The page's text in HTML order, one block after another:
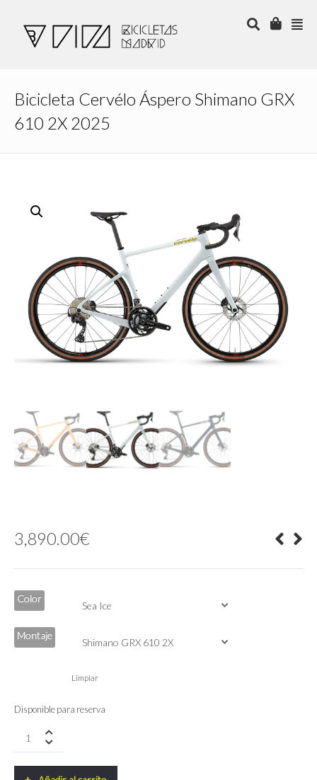
Bicicleta Cervélo Áspero Shimano GRX
610 2X 2025
3,890.00€
Color
Montaje
Limpiar
Disponible para reserva
Bicicleta
Cervélo